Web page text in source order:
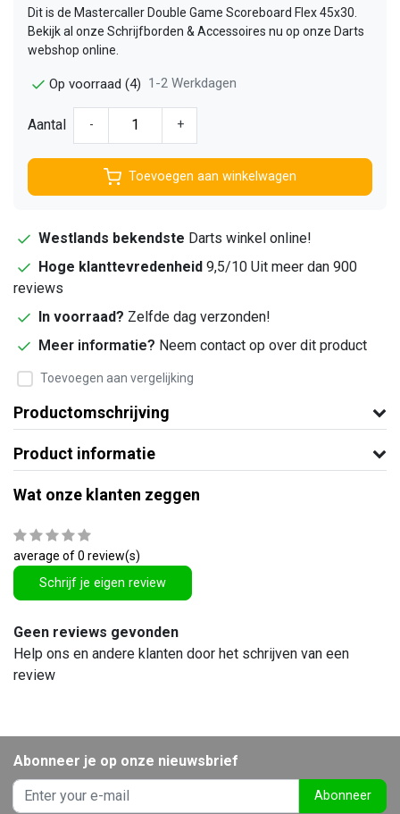
Dit is de Mastercaller Double Game Scoreboard Flex 45x30.
Bekijk al onze Schrijfborden & Accessoires nu op onze Darts
webshop online.
Op voorraad (4) 1-2 Werkdagen
Aantal - +
Toevoegen aan winkelwagen
Westlands bekendste Darts winkel online!
Hoge klanttevredenheid 9,5/10 Uit meer dan 900
reviews
In voorraad? Zelfde dag verzonden!
Meer informatie? Neem contact op over dit product
Toevoegen aan vergelijking
Productomschrijving
Product informatie
Wat onze klanten zeggen
average of 0 review(s)
Schrijf je eigen review
Geen reviews gevonden
Help ons en andere klanten door het schrijven van een
review
Abonneer je op onze nieuwsbrief
Abonneer